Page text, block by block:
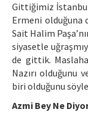
Gittiğimiz
Ermeni olduğuna
Sait Halim
siyasetle
de gittik.
Nazırı olduğunu
biri olduğunu
Azmi Bey Ne